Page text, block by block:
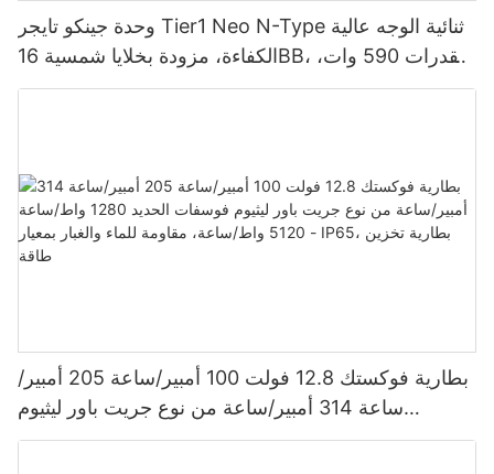
وحدة جينكو تايجر Tier1 Neo N-Type ثنائية الوجه عالية
الكفاءة، مزودة بخلايا شمسية 16BB، بقدرات 590 وات،
620 وات، 630 وات، و650 وات.
بطارية فوكستك 12.8 فولت 100 أمبير/ساعة 205 أمبير/
ساعة 314 أمبير/ساعة من نوع جريت باور ليثيوم
فوسفات الحديد 1280 واط/ساعة - 5120 واط/ساعة،